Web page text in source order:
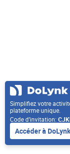
Simplifiez votre
plateforme unique.
Code d’invitation:
Accéder à